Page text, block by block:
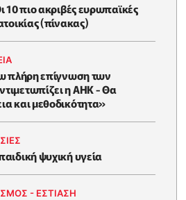
10 πιο ακριβές ευρωπαϊκές
(πίνακας)
πλήρη επίγνωση των
η ΑΗΚ - Θα
και μεθοδικότητα»
ψυχική υγεία
- ΕΣΤΙΑΣΗ